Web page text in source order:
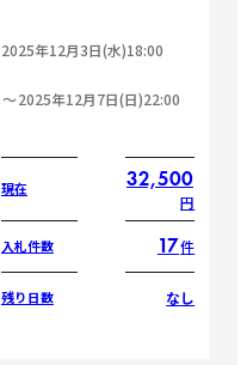
2025年12月3日(水)18:00
2025年12月7日(日)22:00
現在 32,500
円
入札件数 17件
残り日数 なし